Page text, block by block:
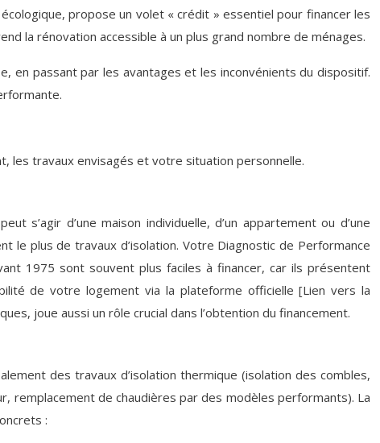
propose un volet « crédit » essentiel pour financer les
la rénovation accessible à un plus grand nombre de ménages.
en passant par les avantages et les inconvénients du dispositif.
les travaux envisagés et votre situation personnelle.
d’une maison individuelle, d’un appartement ou d’une
le plus de travaux d’isolation. Votre Diagnostic de Performance
1975 sont souvent plus faciles à financer, car ils présentent
de votre logement via la plateforme officielle [Lien vers la
joue aussi un rôle crucial dans l’obtention du financement.
des travaux d’isolation thermique (isolation des combles,
remplacement de chaudières par des modèles performants). La
: